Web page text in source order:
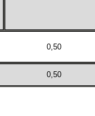
0,50
0,50